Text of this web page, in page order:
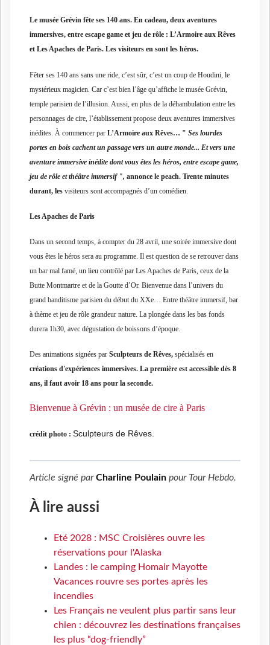
Le musée Grévin fête ses 140 ans. En cadeau, deux aventures
immersives, entre escape game et jeu de rôle : L’Armoire aux Rêves
et Les Apaches de Paris. Les visiteurs en sont les héros.
Fêter ses 140 ans sans une ride, c’est sûr, c’est un coup de Houdini, le
mystérieux magicien. Car c’est bien l’âge qu’affiche le musée Grévin,
temple parisien de l’illusion. Aussi, en plus de la déhambulation entre les
personnages de cire, l’établissement propose deux aventures immersives
inédites. À commencer par L’Armoire aux Rêves… " Ses lourdes
portes en bois cachent un passage vers un autre monde... Et vers une
aventure immersive inédite dont vous êtes les héros, entre escape game,
jeu de rôle et théâtre immersif ", annonce le peach. Trente minutes
durant, les visiteurs sont accompagnés d’un comédien.
Les Apaches de Paris
Dans un second temps, à compter du 28 avril, une soirée immersive dont
vous êtes le héros sera au programme. Il est question de se retrouver dans
un bar mal famé, un lieu contrôlé par Les Apaches de Paris, ceux de la
Butte Montmartre et de la Goutte d’Or. Bienvenue dans l’univers du
grand banditisme parisien du début du XXe… Entre théâtre immersif, bar
à thème et jeu de rôle grandeur nature. La plongée dans les bas fonds
durera 1h30, avec dégustation de boissons d’époque.
Des animations signées par Sculpteurs de Rêves, spécialisés en
créations d'expériences immersives. La première est accessible dès 8
ans, il faut avoir 18 ans pour la seconde.
Bienvenue à Grévin : un musée de cire à Paris
crédit photo : Sculpteurs de Rêves.
Article signé parCharline Poulain pour Tour Hebdo.
À lire aussi
Eté 2028 : MSC Croisières ouvre les
réservations pour l'Alaska
Landes : le camping Homair Mayotte
Vacances rouvre ses portes après les
incendies
Les Français ne veulent plus partir sans leur
chien : découvrez les destinations françaises
les plus “dog-friendly”